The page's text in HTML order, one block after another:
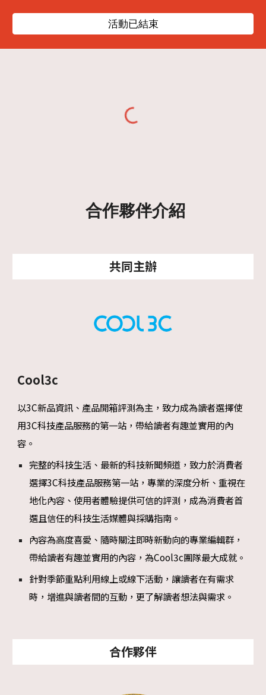
活動已結束
合作夥伴介紹
共同主辦
Cool3c
以3C新品資訊、產品開箱評測為主，致力成為讀者選擇使
用3C科技產品服務的第一站，帶給讀者有趣並實用的內
容。
完整的科技生活、最新的科技新聞頻道，致力於消費者
選擇3C科技產品服務第一站，專業的深度分析、重視在
地化內容、使用者體驗提供可信的評測，成為消費者首
選且信任的科技生活媒體與採購指南。
內容為高度喜愛、隨時關注即時新動向的專業編輯群，
帶給讀者有趣並實用的內容，為Cool3c團隊最大成就。
針對季節重點利用線上或線下活動，讓讀者在有需求
時，增進與讀者間的互動，更了解讀者想法與需求。
合作夥伴